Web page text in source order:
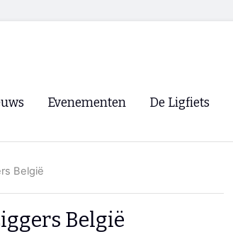
Evenementen
WK Ligfietsen 2026
De Ligfiets
België
België